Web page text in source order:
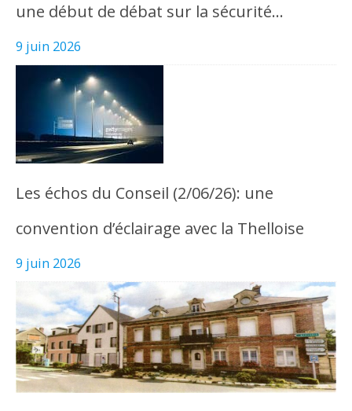
une début de débat sur la sécurité…
9 juin 2026
Les échos du Conseil (2/06/26): une
convention d’éclairage avec la Thelloise
9 juin 2026